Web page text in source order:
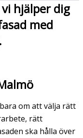
hjälper dig
med
om att välja rätt
rätt
ska hålla över